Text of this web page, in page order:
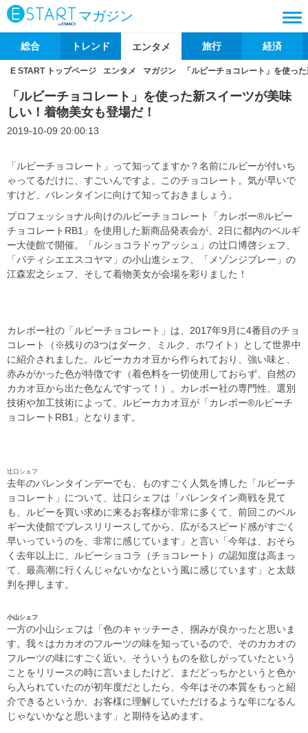
マガジン
総合 トレンド エンタメ 旅行 経済
E START トップページ エンタメ マガジン 「ルビーチョコレート」を使っ
「ルビーチョコレート」を使った新スイーツが美味
しい！着物美女も登場だ！
2019-10-09 20:00:13
「ルビーチョコレート」って知ってますか？名前にルビーが付いち
ゃってるだけに、すごいんですよ。このチョコレート。気が早いで
すけど、バレンタインに向けて知っておきましょう。
プロフェッショナル向けのルビーチョコレート「カレボー®ルビー
チョコレートRB1」を使用した新商品発表会が、2日に都内のベルギ
ー大使館で開催。「ルショコラドゥアッシュ」の辻口博啓シェフ、
「パティシエエスコヤマ」の小山進シェフ、「メゾンジブレー」の
江森宏之シェフ、そして着物美女が会場を彩りました！
カレボー社の「ルビーチョコレート」は、2017年9月に4番目のチョ
コレート（※残りの3つはダーク、ミルク、ホワイト）として世界中
に紹介されました。ルビーカカオ豆から作られており、強い味と、
赤みがかった色が特徴です（着色料を一切使用しておらず、自然の
カカオ豆から出た色なんですって！）。カレボー社の専門性、選別
技術や加工技術によって、ルビーカカオ豆が「カレボー®ルビーチ
ョコレートRB1」となります。
辻口シェフ
去年のバレンタインデーでも、ものすごく人気を博した「ルビーチ
ョコレート」について、辻口シェフは「バレンタイン商戦を見て
も、ルビーを買い求めに来るお客様が非常に多くて、前回このベル
ギー大使館でプレスリリースしてから、広がるスピード感がすごく
早いっていうのを、非常に感じています」と言い「今年は、おそら
く去年以上に、ルビーショコラ（チョコレート）の認知度は高まっ
て、最高潮に行くんじゃないかなという風に感じています」と太鼓
判を押します。
小山シェフ
一方の小山シェフは「色のキャッチーさ、掴みが良かったと思いま
す。我々はカカオのフルーツの味を知っているので、そのカカオの
フルーツの味にすごく近い。そういうものを欲しがっていたという
ことをリリースの時に言いましたけど、まだどっちかというと色か
ら入られていたのが初年度だとしたら、今年はその本質をもっと紹
介できるというか、お客様に理解していただけるような年になるん
じゃないかなと思います」と期待を込めます。